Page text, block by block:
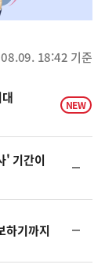
08.09. 18:42 기준
NEW
' 기간이
일
하기까지